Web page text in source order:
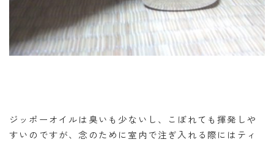
ジッポーオイルは臭いも少ないし、こぼれても揮発しや
すいのですが、念のために室内で注ぎ入れる際にはティ